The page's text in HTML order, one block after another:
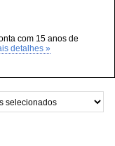
com 15 anos de
detalhes »